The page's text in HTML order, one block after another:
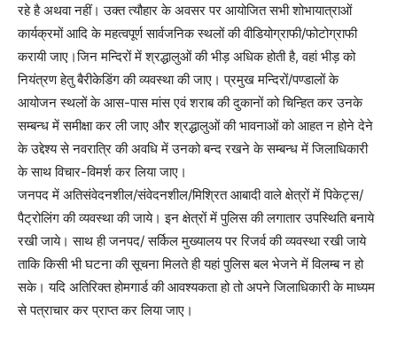
रहे है अथवा नहीं। उक्त त्यौहार के अवसर पर आयोजित सभी शोभायात्राओं
कार्यक्रमों आदि के महत्वपूर्ण सार्वजनिक स्थलों की वीडियोग्राफी/फोटोग्राफी
करायी जाए।जिन मन्दिरों में श्रद्धालुओं की भीड़ अधिक होती है, वहां भीड़ को
नियंत्रण हेतु बैरीकेडिंग की व्यवस्था की जाए। प्रमुख मन्दिरों/पण्डालों के
आयोजन स्थलों के आस-पास मांस एवं शराब की दुकानों को चिन्हित कर उनके
सम्बन्ध में समीक्षा कर ली जाए और श्रद्धालुओं की भावनाओं को आहत न होने देने
के उद्देश्य से नवरात्रि की अवधि में उनको बन्द रखने के सम्बन्ध में जिलाधिकारी
के साथ विचार-विमर्श कर लिया जाए।
जनपद में अतिसंवेदनशील/संवेदनशील/मिश्रित आबादी वाले क्षेत्रों में पिकेट्स/
पैट्रोलिंग की व्यवस्था की जाये। इन क्षेत्रों में पुलिस की लगातार उपस्थिति बनाये
रखी जाये। साथ ही जनपद/ सर्किल मुख्यालय पर रिजर्व की व्यवस्था रखी जाये
ताकि किसी भी घटना की सूचना मिलते ही यहां पुलिस बल भेजने में विलम्ब न हो
सके। यदि अतिरिक्त होमगार्ड की आवश्यकता हो तो अपने जिलाधिकारी के माध्यम
से पत्राचार कर प्राप्त कर लिया जाए।